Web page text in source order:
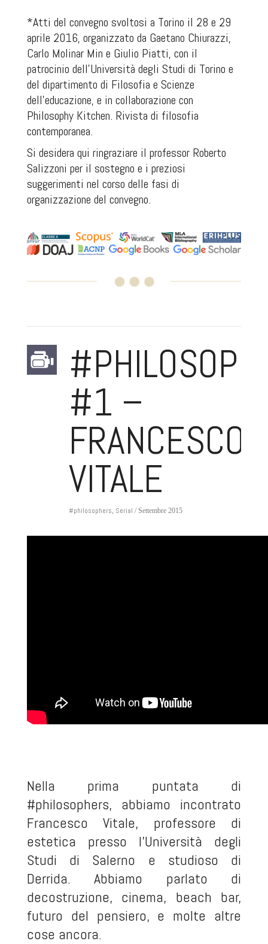
*Atti del convegno svoltosi a Torino il 28 e 29
aprile 2016, organizzato da Gaetano Chiurazzi,
Carlo Molinar Min e Giulio Piatti, con il
patrocinio dell’Università degli Studi di Torino e
del dipartimento di Filosofia e Scienze
dell’educazione, e in collaborazione con
Philosophy Kitchen. Rivista di filosofia
contemporanea.
Si desidera qui ringraziare il professor Roberto
Salizzoni per il sostegno e i preziosi
suggerimenti nel corso delle fasi di
organizzazione del convegno.
#1 –
FRANCESCO
VITALE
#philosophers, Serial / Settembre 2015
Nella prima puntata di
#philosophers, abbiamo incontrato
Francesco Vitale, professore di
estetica presso l'Università degli
Studi di Salerno e studioso di
Derrida. Abbiamo parlato di
decostruzione, cinema, beach bar,
futuro del pensiero, e molte altre
cose ancora.